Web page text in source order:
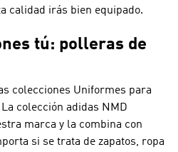
calidad irás bien equipado.
tú: polleras de
colecciones Uniformes para
colección adidas NMD
marca y la combina con
si se trata de zapatos, ropa